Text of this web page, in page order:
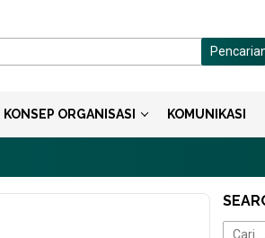
KONSEP ORGANISASI KOMUNIKASI
Cari